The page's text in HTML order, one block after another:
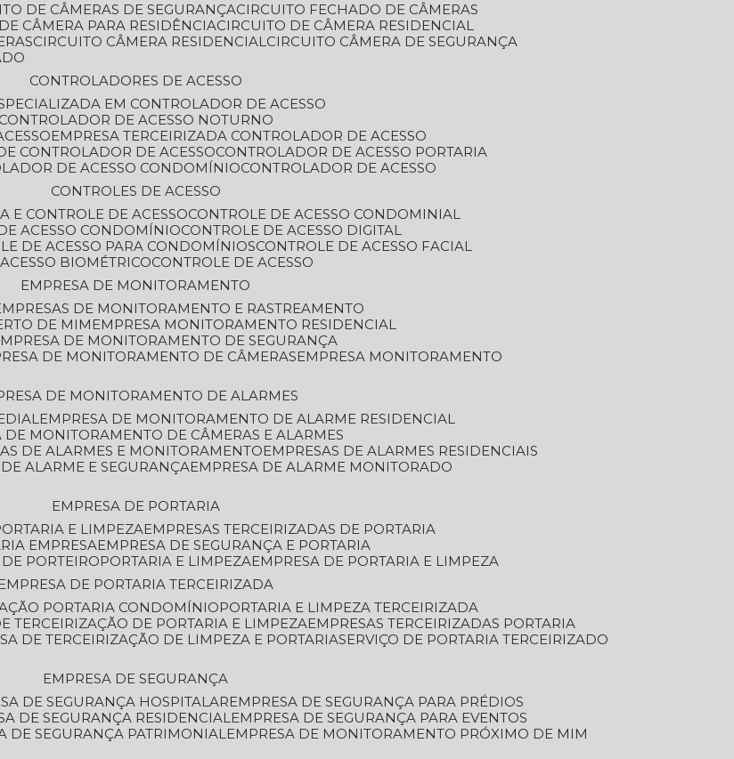
DE CÂMERAS DE SEGURANÇA
CIRCUITO FECHADO DE CÂMERAS
DE CÂMERA PARA RESIDÊNCIA
CIRCUITO DE CÂMERA RESIDENCIAL
CIRCUITO CÂMERA RESIDENCIAL
CIRCUITO CÂMERA DE SEGURANÇA
CONTROLADORES DE ACESSO
EM CONTROLADOR DE ACESSO
CONTROLADOR DE ACESSO NOTURNO
EMPRESA TERCEIRIZADA CONTROLADOR DE ACESSO
CONTROLADOR DE ACESSO
CONTROLADOR DE ACESSO PORTARIA
DE ACESSO CONDOMÍNIO
CONTROLADOR DE ACESSO
CONTROLES DE ACESSO
E CONTROLE DE ACESSO
CONTROLE DE ACESSO CONDOMINIAL
DE ACESSO CONDOMÍNIO
CONTROLE DE ACESSO DIGITAL
DE ACESSO PARA CONDOMÍNIOS
CONTROLE DE ACESSO FACIAL
ACESSO BIOMÉTRICO
CONTROLE DE ACESSO
EMPRESA DE MONITORAMENTO
EMPRESAS DE MONITORAMENTO E RASTREAMENTO
DE MIM
EMPRESA MONITORAMENTO RESIDENCIAL
EMPRESA DE MONITORAMENTO DE SEGURANÇA
DE MONITORAMENTO DE CÂMERAS
EMPRESA MONITORAMENTO
DE MONITORAMENTO DE ALARMES
EMPRESA DE MONITORAMENTO DE ALARME RESIDENCIAL
DE MONITORAMENTO DE CÂMERAS E ALARMES
DE ALARMES E MONITORAMENTO
EMPRESAS DE ALARMES RESIDENCIAIS
DE ALARME E SEGURANÇA
EMPRESA DE ALARME MONITORADO
EMPRESA DE PORTARIA
E LIMPEZA
EMPRESAS TERCEIRIZADAS DE PORTARIA
EMPRESA
EMPRESA DE SEGURANÇA E PORTARIA
DE PORTEIRO PORTARIA E LIMPEZA
EMPRESA DE PORTARIA E LIMPEZA
EMPRESA DE PORTARIA TERCEIRIZADA
PORTARIA CONDOMÍNIO
PORTARIA E LIMPEZA TERCEIRIZADA
TERCEIRIZAÇÃO DE PORTARIA E LIMPEZA
EMPRESAS TERCEIRIZADAS PORTARIA
DE TERCEIRIZAÇÃO DE LIMPEZA E PORTARIA SERVIÇO DE PORTARIA TERCEIRIZADO
EMPRESA DE SEGURANÇA
DE SEGURANÇA HOSPITALAR
EMPRESA DE SEGURANÇA PARA PRÉDIOS
DE SEGURANÇA RESIDENCIAL
EMPRESA DE SEGURANÇA PARA EVENTOS
DE SEGURANÇA PATRIMONIAL
EMPRESA DE MONITORAMENTO PRÓXIMO DE MIM